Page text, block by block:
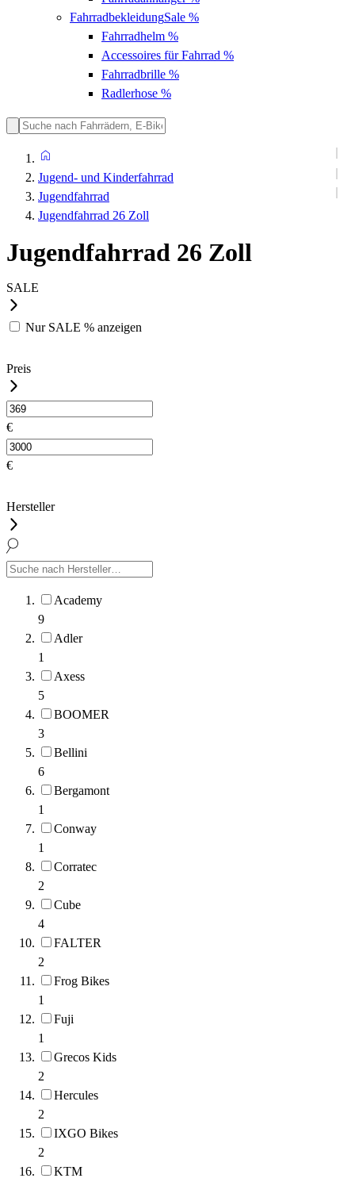
FahrradbekleidungSale %
Fahrradhelm %
Accessoires für Fahrrad %
Fahrradbrille %
Radlerhose %
Jugend- und Kinderfahrrad
Jugendfahrrad
Jugendfahrrad 26 Zoll
Jugendfahrrad 26 Zoll
SALE
Nur SALE % anzeigen
Preis
€
€
Hersteller
Academy
9
Adler
1
Axess
5
BOOMER
3
Bellini
6
Bergamont
1
Conway
1
Corratec
2
Cube
4
FALTER
2
Frog Bikes
1
Fuji
1
Grecos Kids
2
Hercules
2
IXGO Bikes
2
KTM